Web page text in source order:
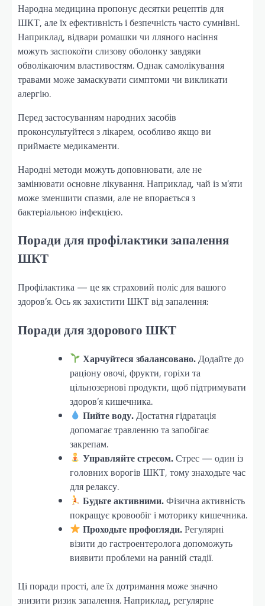
Народна медицина пропонує десятки рецептів для
ШКТ, але їх ефективність і безпечність часто сумнівні.
Наприклад, відвари ромашки чи лляного насіння
можуть заспокоїти слизову оболонку завдяки
обволікаючим властивостям. Однак самолікування
травами може замаскувати симптоми чи викликати
алергію.
Перед застосуванням народних засобів
проконсультуйтеся з лікарем, особливо якщо ви
приймаєте медикаменти.
Народні методи можуть доповнювати, але не
замінювати основне лікування. Наприклад, чай із м’яти
може зменшити спазми, але не впорається з
бактеріальною інфекцією.
Поради для профілактики запалення
ШКТ
Профілактика — це як страховий поліс для вашого
здоров’я. Ось як захистити ШКТ від запалення:
Поради для здорового ШКТ
Харчуйтеся збалансовано.Додайте до
раціону овочі, фрукти, горіхи та
цільнозернові продукти, щоб підтримувати
здоров’я кишечника.
Пийте воду.Достатня гідратація
допомагає травленню та запобігає
закрепам.
Управляйте стресом.Стрес — один із
головних ворогів ШКТ, тому знаходьте час
для релаксу.
Будьте активними.Фізична активність
покращує кровообіг і моторику кишечника.
Проходьте профогляди.Регулярні
візити до гастроентеролога допоможуть
виявити проблеми на ранній стадії.
Ці поради прості, але їх дотримання може значно
знизити ризик запалення. Наприклад, регулярне